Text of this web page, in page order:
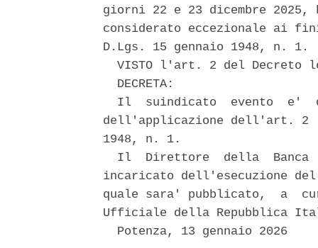
giorni 22 e 23 dicembre
considerato eccezionale ai
D.Lgs. 15 gennaio 1948, n. 1.
VISTO l'art. 2 del Decreto
  DECRETA:
Il  suindicato  evento  e'
dell'applicazione dell'art. 2
1948, n. 1.
Il  Direttore  della  Banca
incaricato dell'esecuzione
quale sara' pubblicato,  a
Ufficiale della Repubblica
  Potenza, 13 gennaio 2026